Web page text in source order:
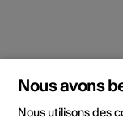
Nous avons
Nous utilisons des